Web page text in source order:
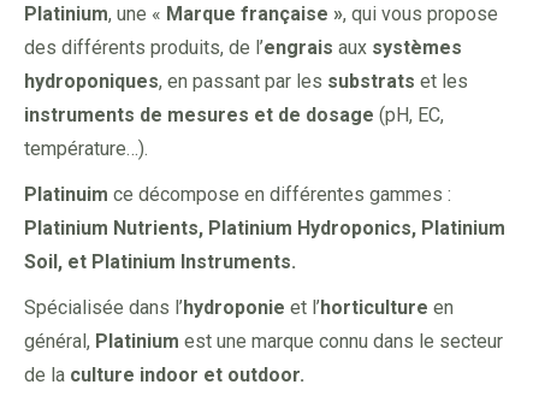
Platinium, une « Marque française », qui vous propose
des différents produits, de l’engrais aux systèmes
hydroponiques, en passant par les substrats et les
instruments de mesures et de dosage (pH, EC,
température…).
Platinuim ce décompose en différentes gammes :
Platinium Nutrients, Platinium Hydroponics, Platinium
Soil, et Platinium Instruments.
Spécialisée dans l’hydroponie et l’horticulture en
général, Platinium est une marque connu dans le secteur
de la culture indoor et outdoor.